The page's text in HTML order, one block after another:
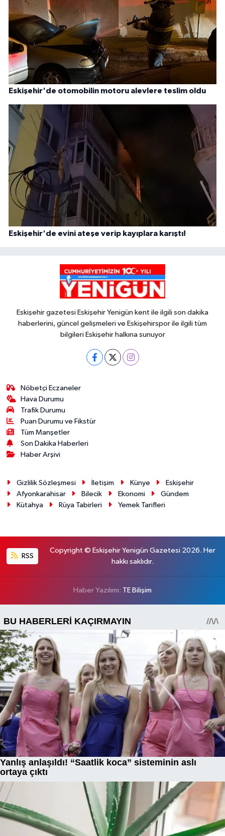
Eskişehir'de otomobilin motoru alevlere teslim oldu
Eskişehir'de evini ateşe verip kayıplara karıştı!
Eskişehir gazetesi Eskişehir Yenigün kent ile ilgili son dakika
haberlerini, güncel gelişmeleri ve Eskişehirspor ile ilgili tüm
bilgileri Eskişehir halkına sunuyor
Nöbetçi Eczaneler
Hava Durumu
Trafik Durumu
Puan Durumu ve Fikstür
Tüm Manşetler
Son Dakika Haberleri
Haber Arşivi
Gizlilik Sözleşmesi İletişim Künye
Eskişehir
Afyonkarahisar
Bilecik Ekonomi
Gündem
Kütahya
Rüya Tabirleri Yemek Tarifleri
RSS
Copyright © Eskişehir Yenigün Gazetesi 2026. Her
hakkı saklıdır.
Haber Yazılımı: TE Bilişim